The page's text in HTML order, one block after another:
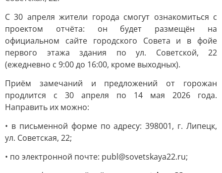
С 30 апреля жители города смогут ознакомиться с
проектом отчёта: он будет размещён на
официальном сайте городского Совета и в фойе
первого этажа здания по ул. Советской, 22
(ежедневно с 9:00 до 16:00, кроме выходных).
Приём замечаний и предложений от горожан
продлится с 30 апреля по 14 мая 2026 года.
Направить их можно:
• в письменной форме по адресу: 398001, г. Липецк,
ул. Советская, 22;
• по электронной почте: publ@sovetskaya22.ru;